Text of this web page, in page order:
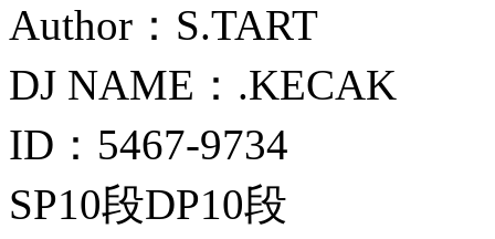
Author：S.TART
DJ NAME：.KECAK
ID：5467-9734
SP10段DP10段